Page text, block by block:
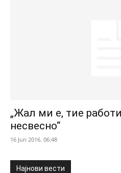
„Жал ми е, тие
несвесно“
16 Jun 2016. 06:48
Најнови вести